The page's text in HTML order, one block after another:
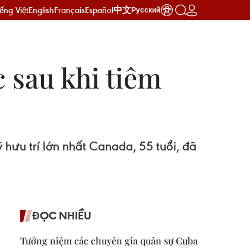
ViệtEnglishFrançaisEspañol中文Русский
sau khi tiêm
hưu trí lớn nhất Canada, 55 tuổi, đã
ĐỌC NHIỀU
Tưởng niệm các chuyên gia quân sự Cuba